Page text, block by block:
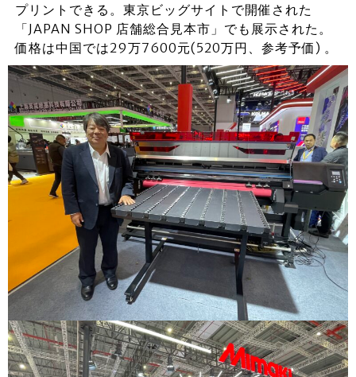
プリントできる。東京ビッグサイトで開催された
「JAPAN SHOP 店舗総合見本市」でも展示された。
価格は中国では29万7600元(520万円、参考予価) 。